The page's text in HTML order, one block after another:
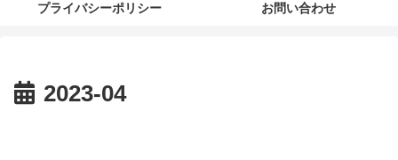
プライバシーポリシー お問い合わせ
2023-04